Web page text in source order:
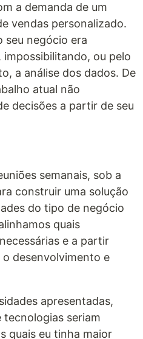
a demanda de um
vendas personalizado.
seu negócio era
ou pelo
a análise dos dados. De
atual não
decisões a partir de seu
semanais, sob a
construir uma solução
do tipo de negócio
quais
e a partir
desenvolvimento e
apresentadas,
tecnologias seriam
quais eu tinha maior